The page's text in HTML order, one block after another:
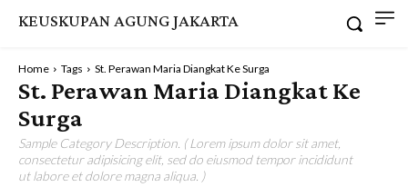
KEUSKUPAN AGUNG JAKARTA
Home Tags St. Perawan Maria Diangkat Ke Surga
St. Perawan Maria Diangkat Ke
Surga
Sample Category Description. ( Lorem ipsum dolor sit amet,
consectetur adipisicing elit, sed do eiusmod tempor incididunt
ut labore et dolore magna aliqua. )